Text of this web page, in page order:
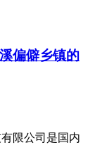
偏僻乡镇的
限公司是国内